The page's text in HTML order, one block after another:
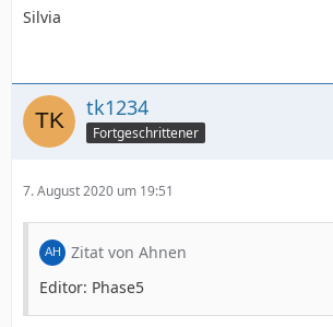
Silvia
tk1234
Fortgeschrittener
7. August 2020 um 19:51
Zitat von Ahnen
Editor: Phase5